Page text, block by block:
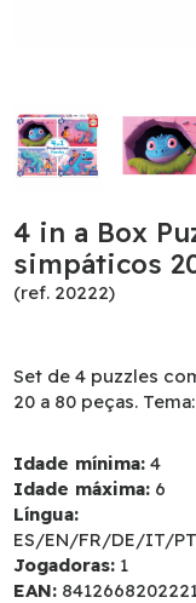
4 in a Box
simpáticos
(ref. 20222)
Set de 4 puzzles
20 a 80 peças.
Idade mínima: 4
Idade máxima: 6
Língua:
ES/EN/FR/DE/IT/
Jogadoras: 1
EAN: